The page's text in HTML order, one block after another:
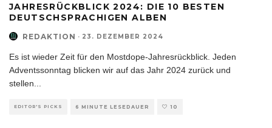
JAHRESRÜCKBLICK 2024: DIE 10 BESTEN
DEUTSCHSPRACHIGEN ALBEN
REDAKTION · 23. DEZEMBER 2024
Es ist wieder Zeit für den Mostdope-Jahresrückblick. Jeden
Adventssonntag blicken wir auf das Jahr 2024 zurück und
stellen
EDITOR'S PICKS 6 MINUTE LESEDAUER 10